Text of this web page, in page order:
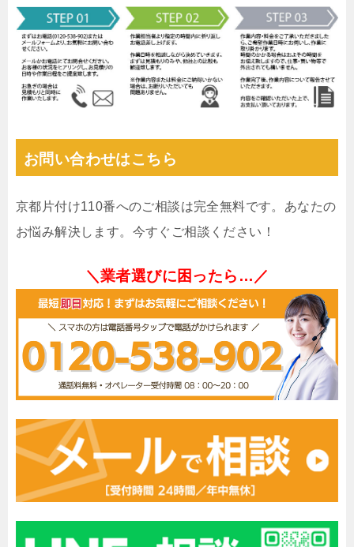
お問い合わせはこちら
京都片付け110番へのご相談は完全無料です。あなたの
お悩み解決します。今すぐご相談ください！
＼業者選びに困ったら…／